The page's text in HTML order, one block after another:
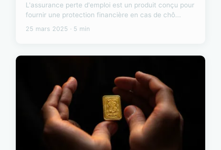
L'assurance perte d'emploi est un produit conçu pour
fournir une protection financière en cas de chô...
25 mars 2025 · 5 min